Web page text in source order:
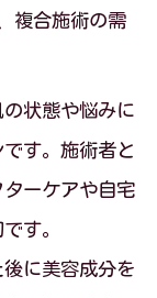
複合施術の需
状態や悩みに
す。施術者と
ーケアや自宅
す。
に美容成分を